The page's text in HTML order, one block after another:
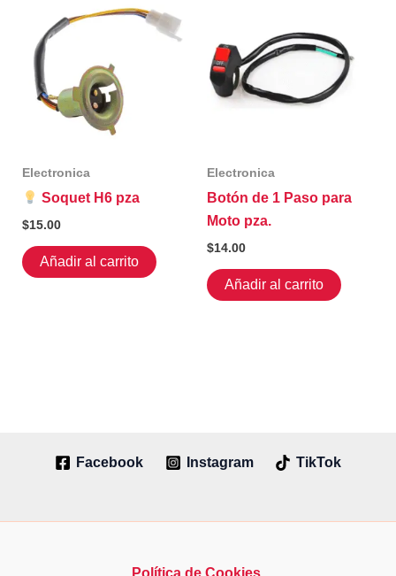
Electronica
Soquet H6 pza
$15.00
Añadir al carrito
Electronica
Botón de 1 Paso para
Moto pza.
$14.00
Añadir al carrito
Facebook Instagram TikTok